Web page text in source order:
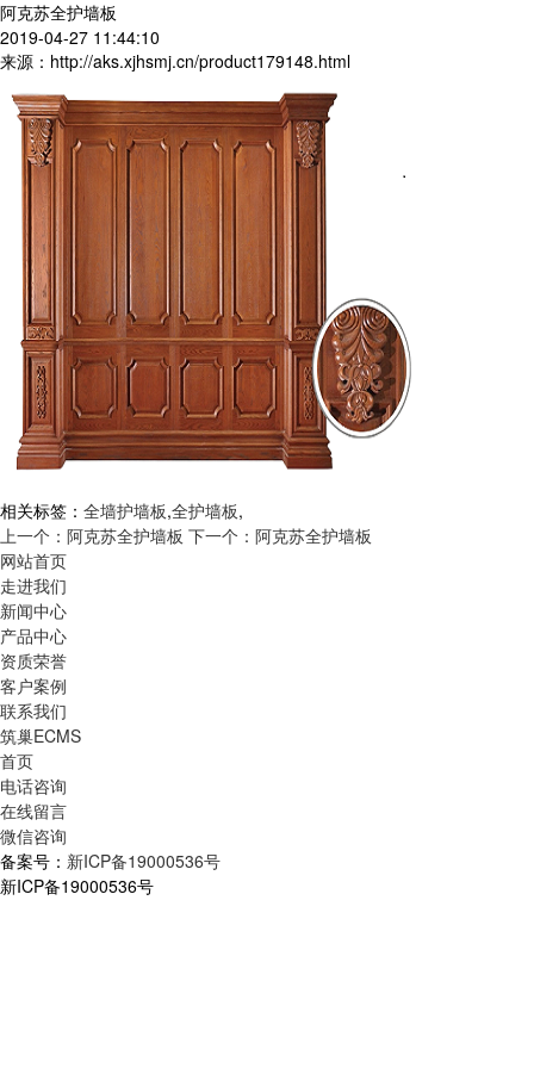
阿克苏全护墙板
2019-04-27 11:44:10
来源：http://aks.xjhsmj.cn/product179148.html
相关标签： 全墙护墙板,全护墙板,
上一个：阿克苏全护墙板 下一个：阿克苏全护墙板
网站首页
走进我们
新闻中心
产品中心
资质荣誉
客户案例
联系我们
筑巢ECMS
首页
电话咨询
在线留言
微信咨询
备案号： 新ICP备19000536号
新ICP备19000536号